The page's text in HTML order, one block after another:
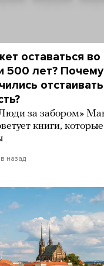
оставаться во
500 лет? Почему
за забором»
книги,
назад